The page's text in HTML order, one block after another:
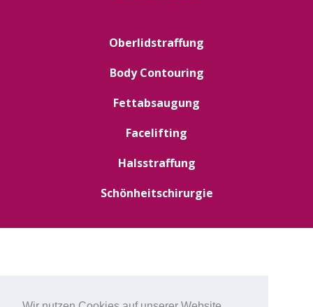
Oberlidstraffung
Body Contouring
Fettabsaugung
Facelifting
Halsstraffung
Schönheitschirurgie